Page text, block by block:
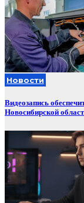
Новости
Видеозапись
Новосибирской